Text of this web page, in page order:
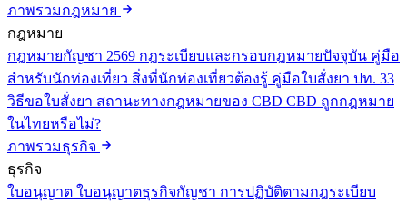
ภาพรวมกฎหมาย
กฎหมาย
กฎหมายกัญชา 2569 กฎระเบียบและกรอบกฎหมายปัจจุบัน คู่มือ
สำหรับนักท่องเที่ยว สิ่งที่นักท่องเที่ยวต้องรู้ คู่มือใบสั่งยา ปท. 33
วิธีขอใบสั่งยา สถานะทางกฎหมายของ CBD CBD ถูกกฎหมาย
ในไทยหรือไม่?
ภาพรวมธุรกิจ
ธุรกิจ
ใบอนุญาต ใบอนุญาตธุรกิจกัญชา การปฏิบัติตามกฎระเบียบ